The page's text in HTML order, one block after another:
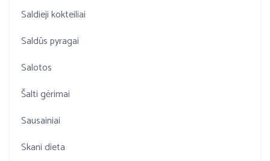
Saldieji kokteiliai
Saldūs pyragai
Salotos
Šalti gėrimai
Sausainiai
Skani dieta